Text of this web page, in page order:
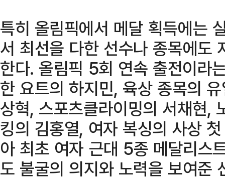
특히 올림픽에서 메달 획득에는
서 최선을 다한 선수나 종목에도
한다. 올림픽 5회 연속 출전이라
한 요트의 하지민, 육상 종목의
상혁, 스포츠클라이밍의 서채현,
킹의 김홍열, 여자 복싱의 사상
아 최초 여자 근대 5종 메달리스
도 불굴의 의지와 노력을 보여준